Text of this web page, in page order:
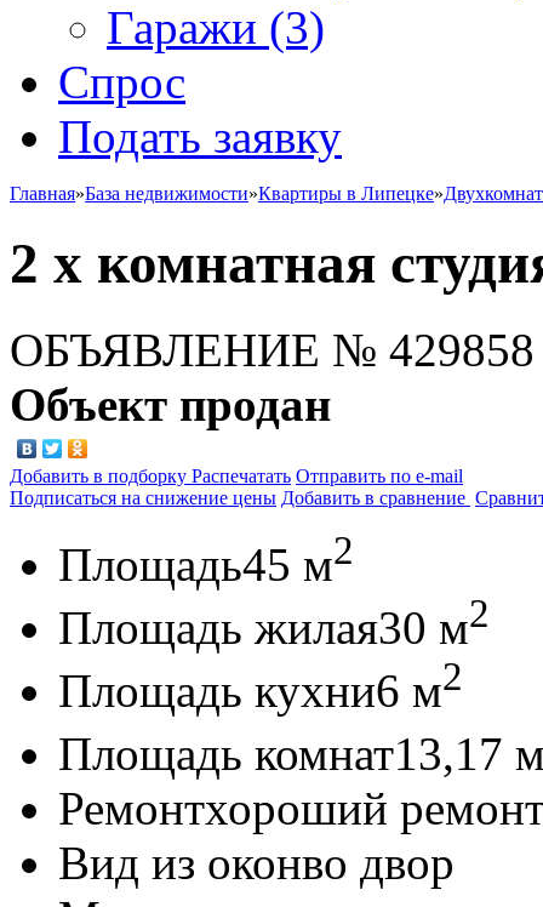
Гаражи (3)
Спрос
Подать заявку
Главная»База недвижимости»Квартиры в Липецке»
2 х комнатная
ОБЪЯВЛЕНИЕ № 429858
Объект продан
Добавить в подборку Распечатать Отправить по e-mail
Подписаться на снижение цены Добавить в сравнение
Площадь45 м2
Площадь жилая30 м2
Площадь кухни6 м2
Площадь комнат13,17
Ремонтхороший
Вид из оконво двор